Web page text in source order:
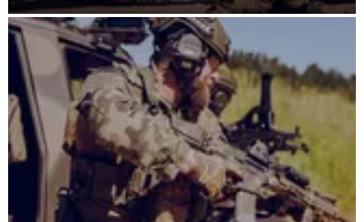
Pobierz załącznik
Otwórz załącznik Rozwój przez doświadczenie-